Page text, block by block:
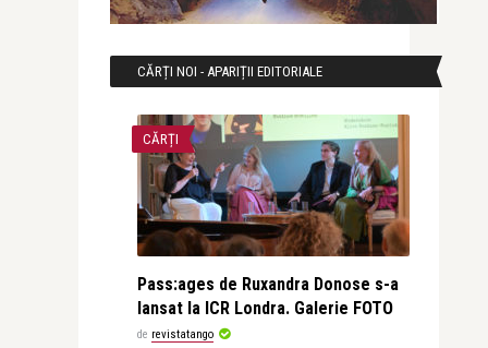
CĂRȚI NOI - APARIȚII EDITORIALE
CĂRȚI
Pass:ages de Ruxandra Donose s-a
lansat la ICR Londra. Galerie FOTO
de revistatango